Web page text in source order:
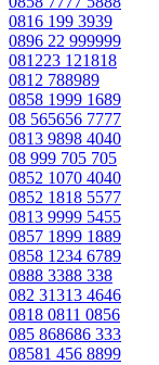
0816 199 3939
0896 22 999999
081223 121818
0812 788989
0858 1999 1689
08 565656 7777
0813 9898 4040
08 999 705 705
0852 1070 4040
0852 1818 5577
0813 9999 5455
0857 1899 1889
0858 1234 6789
0888 3388 338
082 31313 4646
0818 0811 0856
085 868686 333
08581 456 8899